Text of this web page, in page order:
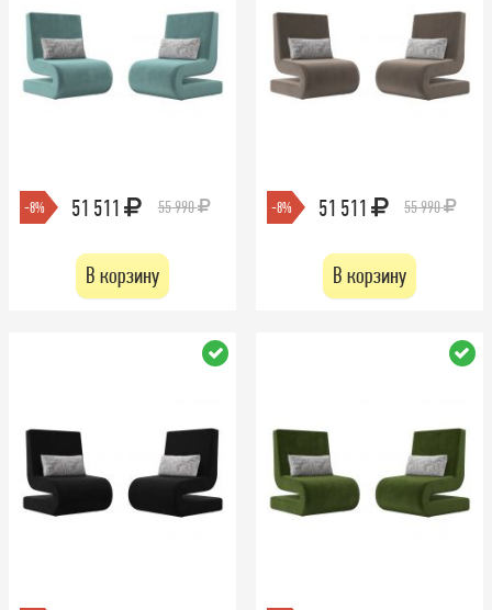
-8% 51 511 55 990
В корзину
-8% 51 511 55 990
В корзину